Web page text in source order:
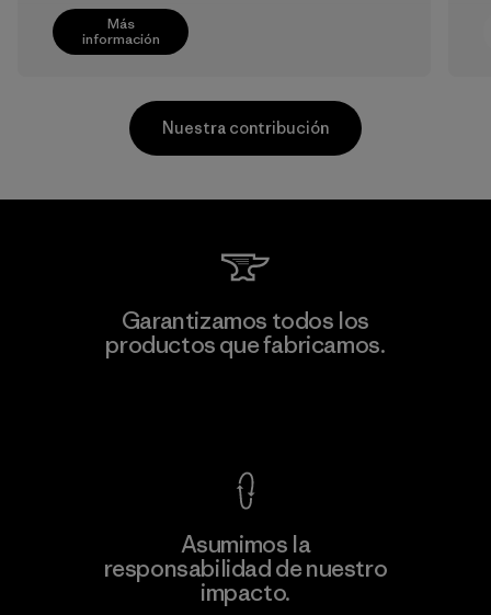
Más
información
información
Arvind Limited (Shirting and
Khaki Divisions)
Nuestra contribución
Garantizamos todos los
productos que fabricamos.
Asumimos la
responsabilidad de nuestro
impacto.